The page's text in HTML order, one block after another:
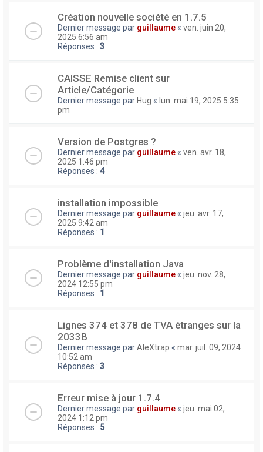
Création nouvelle société en 1.7.5
Dernier message par guillaume « ven. juin 20,
2025 6:56 am
Réponses : 3
CAISSE Remise client sur
Article/Catégorie
Dernier message par Hug « lun. mai 19, 2025 5:35
pm
Version de Postgres ?
Dernier message par guillaume « ven. avr. 18,
2025 1:46 pm
Réponses : 4
installation impossible
Dernier message par guillaume « jeu. avr. 17,
2025 9:42 am
Réponses : 1
Problème d'installation Java
Dernier message par guillaume « jeu. nov. 28,
2024 12:55 pm
Réponses : 1
Lignes 374 et 378 de TVA étranges sur la
2033B
Dernier message parAleXtrap « mar. juil. 09, 2024
10:52 am
Réponses : 3
Erreur mise à jour 1.7.4
Dernier message par guillaume « jeu. mai 02,
2024 1:12 pm
Réponses : 5